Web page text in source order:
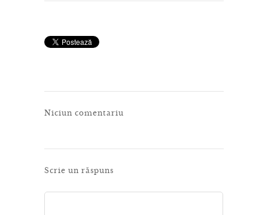
Niciun comentariu
Scrie un răspuns